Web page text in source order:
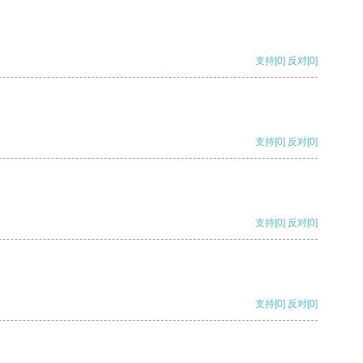
支持[0] 反对[0]
支持[0] 反对[0]
支持[0] 反对[0]
支持[0] 反对[0]